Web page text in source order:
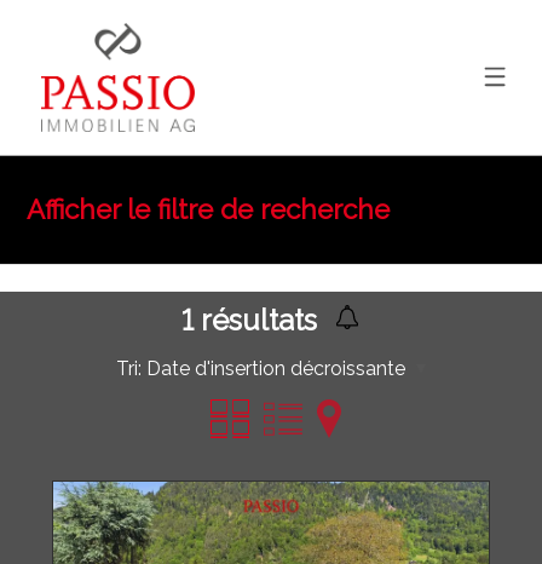
Afficher le filtre de recherche
1résultats
Tri: Date d'insertion décroissante